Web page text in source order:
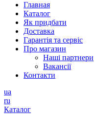
Главная
Каталог
Як придбати
Доставка
Гарантія та сервіс
Про магазин
Наші партнери
Вакансії
Контакти
ua
ru
Каталог